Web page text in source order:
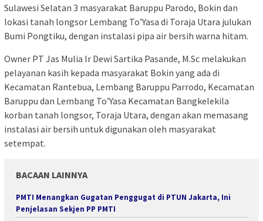
Sulawesi Selatan 3 masyarakat Baruppu Parodo, Bokin dan
lokasi tanah longsor Lembang To’Yasa di Toraja Utara julukan
Bumi Pongtiku, dengan instalasi pipa air bersih warna hitam.
Owner PT Jas Mulia Ir Dewi Sartika Pasande, M.Sc melakukan
pelayanan kasih kepada masyarakat Bokin yang ada di
Kecamatan Rantebua, Lembang Baruppu Parrodo, Kecamatan
Baruppu dan Lembang To’Yasa Kecamatan Bangkelekila
korban tanah longsor, Toraja Utara, dengan akan memasang
instalasi air bersih untuk digunakan oleh masyarakat
setempat.
BACAAN LAINNYA
PMTI Menangkan Gugatan Penggugat di PTUN Jakarta, Ini
Penjelasan Sekjen PP PMTI